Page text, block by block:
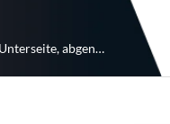
Details: wasserabweisende Oberfläche, rutschfeste Unterseite, abgenähte Kanten